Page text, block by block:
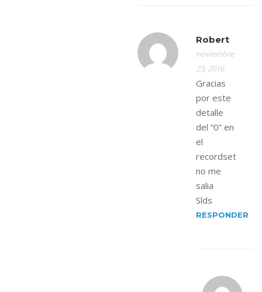
Robert
noviembre
23, 2016
Gracias
por este
detalle
del “0” en
el
recordset
no me
salia
Slds
RESPONDER